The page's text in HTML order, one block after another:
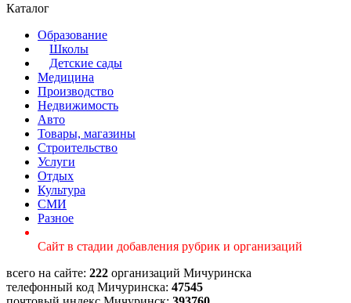
Каталог
Образование
Школы
Детские сады
Медицина
Производство
Недвижимость
Авто
Товары, магазины
Строительство
Услуги
Отдых
Культура
СМИ
Разное
Сайт в стадии добавления рубрик и организаций
всего на сайте: 222 организаций Мичуринска
телефонный код Мичуринска: 47545